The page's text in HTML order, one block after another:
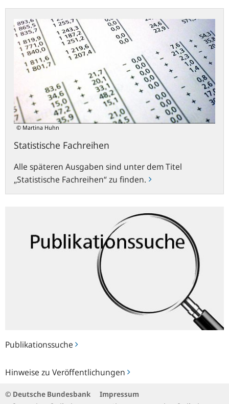
Publikationssuche
Hinweise zu Veröffentlichungen
zu
© Martina Huhn
Statistische Fachreihen
Alle späteren Ausgaben sind unter dem Titel
„Statistische Fachreihen“ zu finden.
Fachreihen
© Deutsche Bundesbank
Impressum